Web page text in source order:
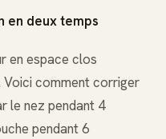
en deux temps
en espace clos
comment corriger
le nez pendant 4
pendant 6